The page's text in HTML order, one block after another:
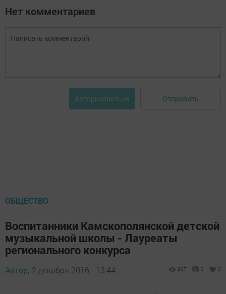
Нет комментариев
Авторизоваться Отправить
ОБЩЕСТВО
Воспитанники Камскополянской детской
музыкальной школы - Лауреаты
регионального конкурса
Автор, 2 декабря 2016 - 13:44 907 0 0